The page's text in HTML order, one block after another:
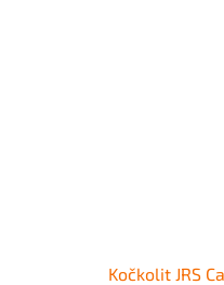
Kočkolit JRS